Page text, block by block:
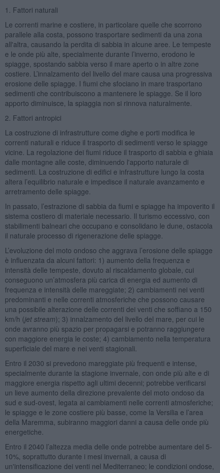
1. Fattori naturali
Le correnti marine e costiere, in particolare quelle che scorrono
parallele alla costa, possono trasportare sedimenti da una zona
all'altra, causando la perdita di sabbia in alcune aree. Le tempeste
e le onde più alte, specialmente durante l’inverno, erodono le
spiagge, spostando sabbia verso il mare aperto o in altre zone
costiere. L’innalzamento del livello del mare causa una progressiva
erosione delle spiagge. I fiumi che sfociano in mare trasportano
sedimenti che contribuiscono a mantenere le spiagge. Se il loro
apporto diminuisce, la spiaggia non si rinnova naturalmente.
2. Fattori antropici
La costruzione di infrastrutture come dighe e porti modifica le
correnti naturali e riduce il trasporto di sedimenti verso le spiagge
vicine. La regolazione dei fiumi riduce il trasporto di sabbia e ghiaia
dalle montagne alle coste, diminuendo l'apporto naturale di
sedimenti. La costruzione di edifici e infrastrutture lungo la costa
altera l’equilibrio naturale e impedisce il naturale avanzamento e
arretramento delle spiagge.
In passato, l’estrazione di sabbia da fiumi e spiagge ha impoverito il
sistema costiero di materiale necessario. Il turismo eccessivo, con
stabilimenti balneari che occupano e consolidano le dune, ostacola
il naturale processo di rigenerazione delle spiagge.
L’evoluzione del moto ondoso che aggrava l’erosione delle spiagge
è influenzata da alcuni fattori: 1) aumento della frequenza e
intensità delle tempeste, dovuto al riscaldamento globale, cui
conseguono un’atmosfera più carica di energia ed aumento di
frequenza e intensità delle mareggiate; 2) cambiamenti nei venti
predominanti e nelle correnti atmosferiche che possono causare
una possibile alterazione delle correnti dei venti che soffiano a 150
km/h (jet stream); 3) innalzamento del livello del mare, per cui le
onde avranno più spazio per propagarsi e potranno raggiungere
con maggiore energia le coste; 4) cambiamento nella temperatura
superficiale del mare e nei venti stagionali.
Entro il 2030 si prevedono mareggiate più frequenti e intense,
specialmente durante la stagione invernale, con onde più alte e di
maggiore energia rispetto agli ultimi decenni; potrebbe verificarsi
un lieve aumento della direzione prevalente del moto ondoso da
sud e sud-ovest, legata ai cambiamenti nelle correnti atmosferiche;
le spiagge e le zone costiere più basse, come la Versilia e l’area
della Maremma, subiranno maggiori danni a causa delle onde più
energetiche.
Entro il 2040 l’altezza media delle onde potrebbe aumentare del 5-
10%, soprattutto durante i mesi invernali, a causa di
un'intensificazione dei venti nel Mediterraneo; le condizioni ondose,